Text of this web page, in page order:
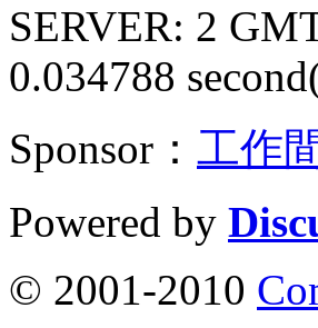
SERVER: 2
0.034788
Sponsor： 工作
Powered by
© 2001-2010